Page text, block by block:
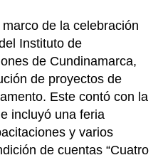
de la celebración
Instituto de
de Cundinamarca,
de proyectos de
Este contó con la
incluyó una feria
y varios
de cuentas “Cuatro